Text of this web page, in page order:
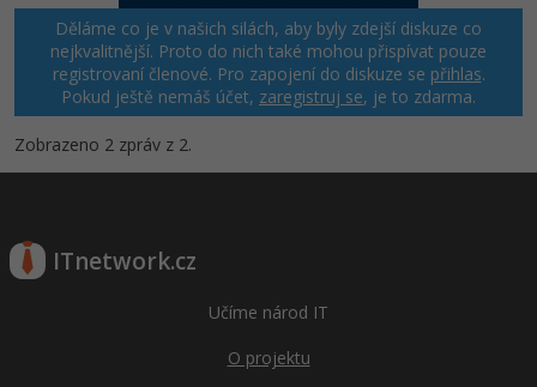
Děláme co je v našich silách, aby byly zdejší diskuze co
nejkvalitnější. Proto do nich také mohou přispívat pouze
registrovaní členové. Pro zapojení do diskuze se přihlas.
Pokud ještě nemáš účet, zaregistruj se, je to zdarma.
Zobrazeno 2 zpráv z 2.
ITnetwork.cz
Učíme národ IT
O projektu